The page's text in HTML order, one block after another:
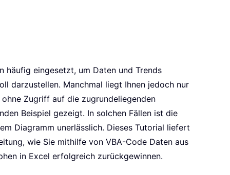
häufig eingesetzt, um Daten und Trends
darzustellen. Manchmal liegt Ihnen jedoch nur
Zugriff auf die zugrundeliegenden
Beispiel gezeigt. In solchen Fällen ist die
Diagramm unerlässlich. Dieses Tutorial liefert
wie Sie mithilfe von VBA-Code Daten aus
in Excel erfolgreich zurückgewinnen.